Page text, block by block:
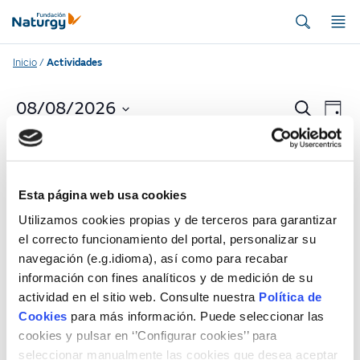
Esta página web usa cookies
Utilizamos cookies propias y de terceros para garantizar
el correcto funcionamiento del portal, personalizar su
navegación (e.g.idioma), así como para recabar
información con fines analíticos y de medición de su
actividad en el sitio web. Consulte nuestra Política de
Cookies para más información. Puede seleccionar las
cookies y pulsar en ‘’Configurar cookies’’ para
seleccionar manualmente las cookies que desea aceptar
Inicio/Actividades
A
c
i
v
i
d
a
BuscarA
c
t
v
Día
08/08/2026
Seleccionar
fecha.
No actividades scheduled for 08/08/2026. Jump
Anterior día Siguiente día
Añadir al calendario